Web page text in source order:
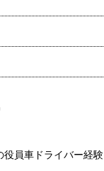
役員車ドライバー経験